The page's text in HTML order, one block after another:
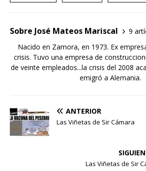
Sobre José Mateos Mariscal
9
Nacido en Zamora, en 1973. Ex
crisis. Tuvo una empresa de
de veinte empleados...la crisis del 2008
emigró a Alemania.
ANTERIOR
Las Viñetas de Sir Cámara
Las Viñetas de Sir